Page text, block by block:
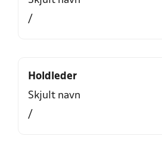
/
Holdleder
Skjult navn
/